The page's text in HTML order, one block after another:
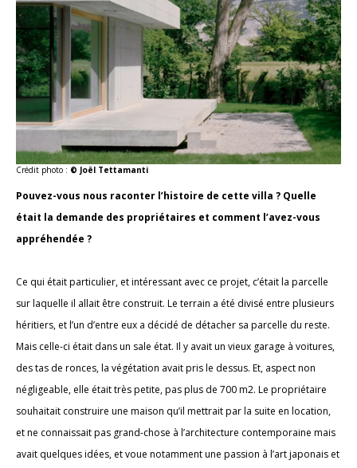
Crédit photo : © Joël Tettamanti
Pouvez-vous nous raconter l’histoire de cette villa ? Quelle
était la demande des propriétaires et comment l’avez-vous
appréhendée ?
Ce qui était particulier, et intéressant avec ce projet, c’était la parcelle
sur laquelle il allait être construit. Le terrain a été divisé entre plusieurs
héritiers, et l’un d’entre eux a décidé de détacher sa parcelle du reste.
Mais celle-ci était dans un sale état. Il y avait un vieux garage à voitures,
des tas de ronces, la végétation avait pris le dessus. Et, aspect non
négligeable, elle était très petite, pas plus de 700 m2. Le propriétaire
souhaitait construire une maison qu’il mettrait par la suite en location,
et ne connaissait pas grand-chose à l’architecture contemporaine mais
avait quelques idées, et voue notamment une passion à l’art japonais et